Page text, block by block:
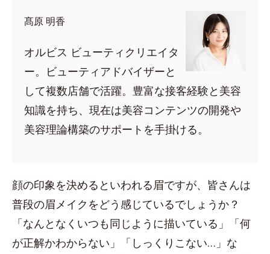
髙原 明香
オルビス ビューティクリエイタ
ー。ビューティアドバイザーと
して複数店舗で活躍。豊富な接客経験と美容
知識を持ち、現在は美容コンテンツの開発や
美容理論構築のサポートを手掛ける。
顔の印象を決めるといわれる眉ですが、皆さんは
普段の眉メイクをどう感じているでしょうか？
「なんとなくいつも同じように描いている」「何
が正解かわからない」「しっくりこない…」な